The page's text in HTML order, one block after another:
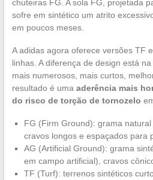
chuteiras FG. A sola FG, projetada
sofre em sintético um atrito
em poucos meses.
A adidas agora oferece versões TF
linhas. A diferença de design está
mais numerosos, mais curtos,
resultado é uma aderência mais
do risco de torção de tornozelo
FG (Firm Ground): grama natural
cravos longos e espaçados para
AG (Artificial Ground): grama
em campo artificial), cravos
TF (Turf): terrenos sintéticos